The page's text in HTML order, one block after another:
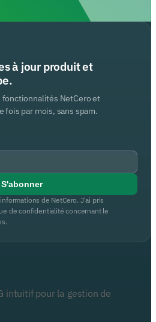
à jour produit et
fonctionnalités NetCero et
par mois, sans spam.
S'abonner
de NetCero. J'ai pris
de confidentialité concernant le
intuitif pour la gestion de